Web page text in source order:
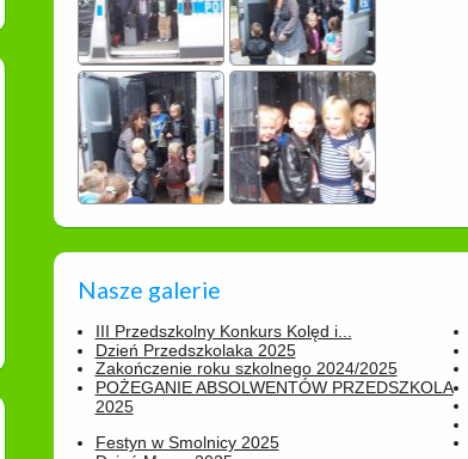
Nasze galerie
III Przedszkolny Konkurs Kolęd i...
Dzień Przedszkolaka 2025
Zakończenie roku szkolnego 2024/2025
POŻEGANIE ABSOLWENTÓW PRZEDSZKOLA
2025
Festyn w Smolnicy 2025